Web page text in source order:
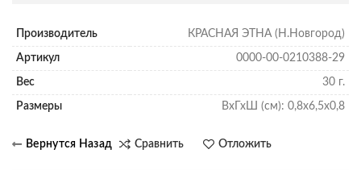
Производитель КРАСНАЯ ЭТНА (Н.Новгород)
Артикул 0000-00-0210388-29
Вес 30 г.
Размеры ВхГхШ (см): 0,8х6,5х0,8
Сравнить Отложить